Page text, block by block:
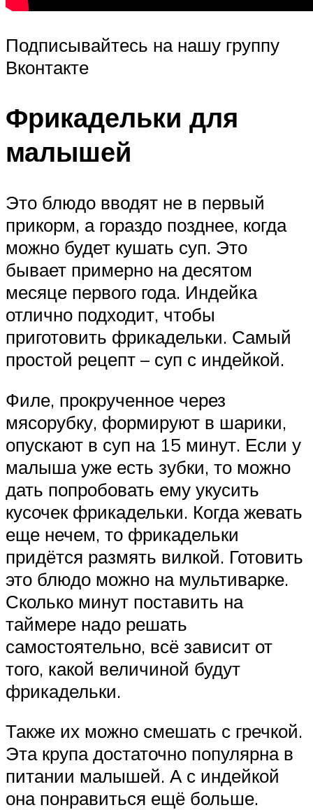
Подписывайтесь на нашу группу
Вконтакте
Фрикадельки для
малышей
Это блюдо вводят не в первый
прикорм, а гораздо позднее, когда
можно будет кушать суп. Это
бывает примерно на десятом
месяце первого года. Индейка
отлично подходит, чтобы
приготовить фрикадельки. Самый
простой рецепт – суп с индейкой.
Филе, прокрученное через
мясорубку, формируют в шарики,
опускают в суп на 15 минут. Если у
малыша уже есть зубки, то можно
дать попробовать ему укусить
кусочек фрикадельки. Когда жевать
еще нечем, то фрикадельки
придётся размять вилкой. Готовить
это блюдо можно на мультиварке.
Сколько минут поставить на
таймере надо решать
самостоятельно, всё зависит от
того, какой величиной будут
фрикадельки.
Также их можно смешать с гречкой.
Эта крупа достаточно популярна в
питании малышей. А с индейкой
она понравиться ещё больше.